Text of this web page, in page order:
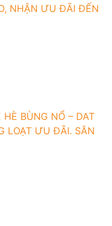
NHẬN ƯU ĐÃI ĐẾN
HÈ BÙNG NỔ – DAT
LOẠT ƯU ĐÃI. SĂN